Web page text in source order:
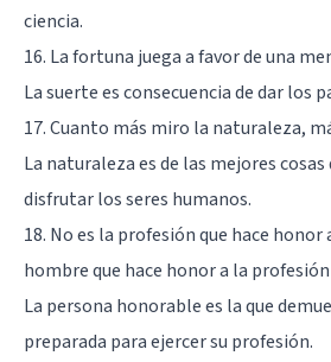
ciencia.
16. La fortuna juega a favor de una
La suerte es consecuencia de dar los
17. Cuanto más miro la naturaleza,
La naturaleza es de las mejores
disfrutar los seres humanos.
18. No es la profesión que hace honor
hombre que hace honor a la profesión
La persona honorable es la que
preparada para ejercer su profesión.